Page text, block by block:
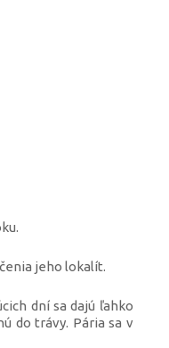
jeho lokalít.
dní sa dajú ľahko
do trávy. Pária sa v